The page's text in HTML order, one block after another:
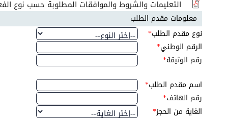
التعليمات والشروط والموافقات المطلوبة حسب نوع
معلومات مقدم الطلب
نوع مقدم الطلب*
الرقم الوطني*
رقم الوثيقة*
اسم مقدم الطلب*
رقم الهاتف*
الغاية من الحجز*